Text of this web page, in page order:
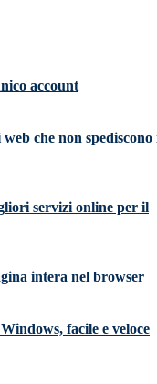
account
che non spediscono
servizi online per il
intera nel browser
facile e veloce